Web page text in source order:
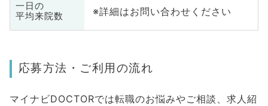
一日の
平均来院数
※詳細はお問い合わせください
応募方法・ご利用の流れ
マイナビDOCTORでは転職のお悩みやご相談、求人紹